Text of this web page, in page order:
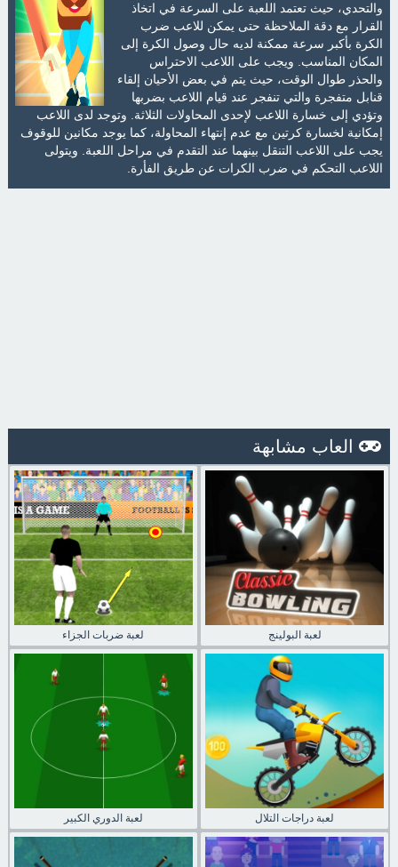
والتحدي، حيث تعتمد اللعبة على السرعة في اتخاذ
القرار مع دقة الملاحظة حتى يمكن للاعب ضرب
الكرة بأكبر سرعة ممكنة لديه حال وصول الكرة إلى
المكان المناسب. ويجب على اللاعب الاحتراس
والحذر طوال الوقت، حيث يتم في بعض الأحيان إلقاء
قنابل متفجرة والتي تنفجر عند قيام اللاعب بضربها
وتؤدي إلى خسارة اللاعب لإحدى المحاولات الثلاثة. وتوجد لدى اللاعب
إمكانية لخسارة كرتين مع عدم إنتهاء المحاولة، كما يوجد مكانين للوقوف
يجب على اللاعب التنقل بينهما عند التقدم في مراحل اللعبة. ويتولى
اللاعب التحكم في ضرب الكرات عن طريق الفأرة.
العاب مشابهة
لعبة ضربات الجزاء لعبة البولينج
لعبة الدوري الكبير لعبة دراجات التلال